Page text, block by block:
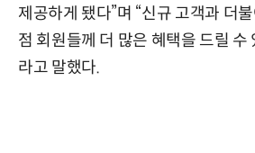
제공하게 됐다”며 “신규 고객과 더
점 회원들께 더 많은 혜택을 드릴 수
라고 말했다.